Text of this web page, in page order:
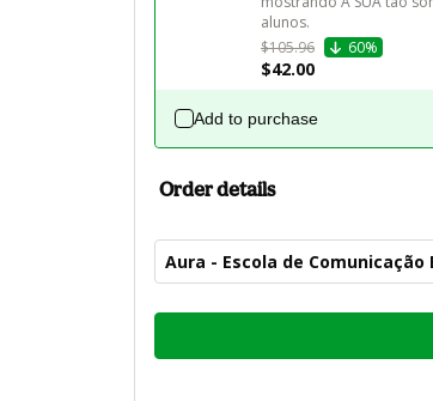
$105.96
60%
$42.00
Add to purchase
Order details
Aura - Escola de
Total